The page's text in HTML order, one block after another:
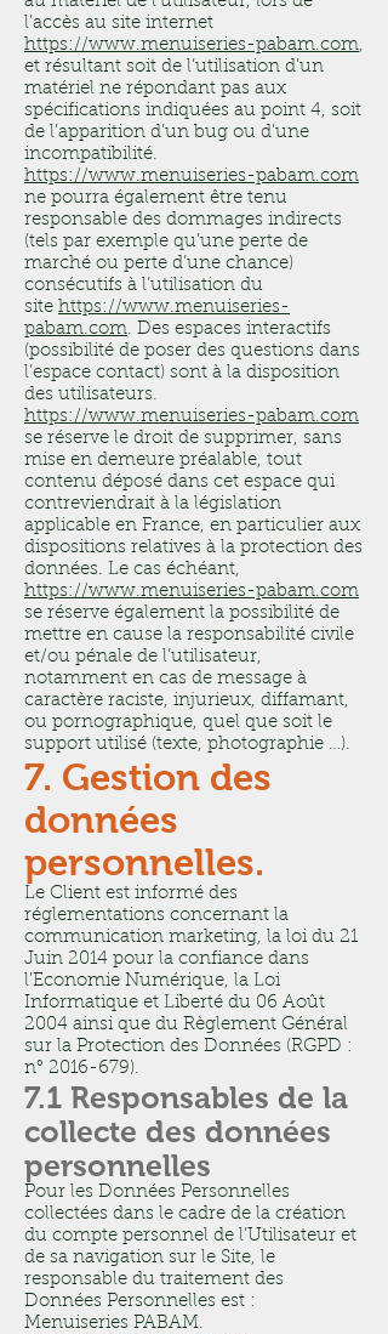
l’accès au site internet
https://www.menuiseries-pabam.com,
et résultant soit de l’utilisation d’un
matériel ne répondant pas aux
spécifications indiquées au point 4, soit
de l’apparition d’un bug ou d’une
incompatibilité.
https://www.menuiseries-pabam.com
ne pourra également être tenu
responsable des dommages indirects
(tels par exemple qu’une perte de
marché ou perte d’une chance)
consécutifs à l’utilisation du
site https://www.menuiseries-
pabam.com. Des espaces interactifs
(possibilité de poser des questions dans
l’espace contact) sont à la disposition
des utilisateurs.
https://www.menuiseries-pabam.com
se réserve le droit de supprimer, sans
mise en demeure préalable, tout
contenu déposé dans cet espace qui
contreviendrait à la législation
applicable en France, en particulier aux
dispositions relatives à la protection des
données. Le cas échéant,
https://www.menuiseries-pabam.com
se réserve également la possibilité de
mettre en cause la responsabilité civile
et/ou pénale de l’utilisateur,
notamment en cas de message à
caractère raciste, injurieux, diffamant,
ou pornographique, quel que soit le
support utilisé (texte, photographie …).
7. Gestion des
données
personnelles.
Le Client est informé des
réglementations concernant la
communication marketing, la loi du 21
Juin 2014 pour la confiance dans
l’Economie Numérique, la Loi
Informatique et Liberté du 06 Août
2004 ainsi que du Règlement Général
sur la Protection des Données (RGPD :
n° 2016-679).
7.1 Responsables de la
collecte des données
personnelles
Pour les Données Personnelles
collectées dans le cadre de la création
du compte personnel de l’Utilisateur et
de sa navigation sur le Site, le
responsable du traitement des
Données Personnelles est :
Menuiseries PABAM.